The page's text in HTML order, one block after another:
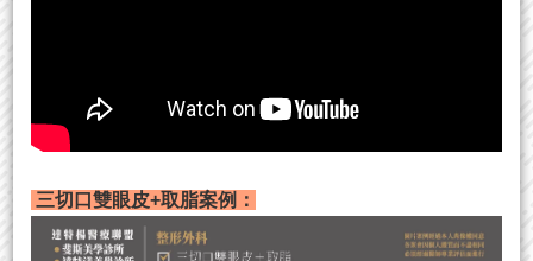
三切口雙眼皮+取脂案例：